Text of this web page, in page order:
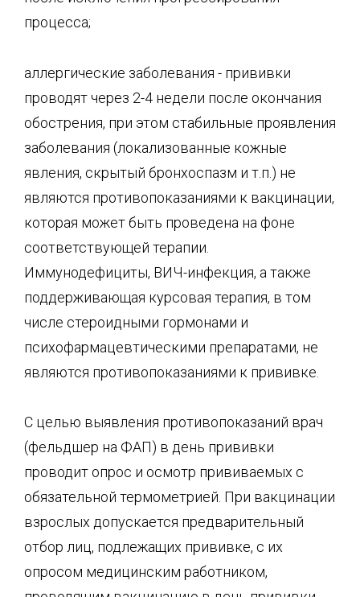
процесса;
аллергические заболевания - прививки
проводят через 2-4 недели после окончания
обострения, при этом стабильные проявления
заболевания (локализованные кожные
явления, скрытый бронхоспазм и т.п.) не
являются противопоказаниями к вакцинации,
которая может быть проведена на фоне
соответствующей терапии.
Иммунодефициты, ВИЧ-инфекция, а также
поддерживающая курсовая терапия, в том
числе стероидными гормонами и
психофармацевтическими препаратами, не
являются противопоказаниями к прививке.
С целью выявления противопоказаний врач
(фельдшер на ФАП) в день прививки
проводит опрос и осмотр прививаемых с
обязательной термометрией. При вакцинации
взрослых допускается предварительный
отбор лиц, подлежащих прививке, с их
опросом медицинским работником,